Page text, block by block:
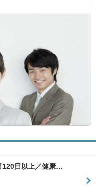
120日以上／健康…